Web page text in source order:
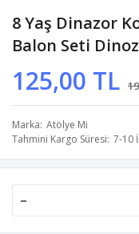
8 Yaş Dinazor
Balon Seti
125,00 TL
Marka Atölye Mi
Tahmini Kargo Süresi 7-10
-